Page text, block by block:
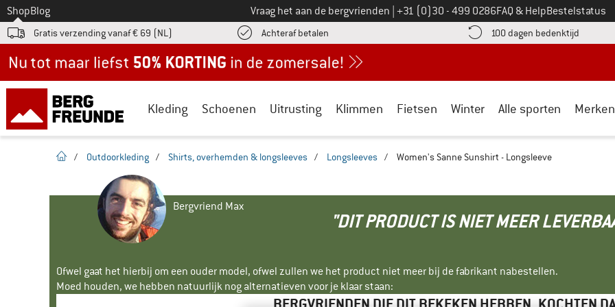
Naar
ShopBlog Vraag het aan de bergvrienden Bel ons op
+31 (0)30 - 499 0286FAQ & HelpBestelstatus
Gratis verzending vanaf € 69 (NL) Achteraf betalen vind de betalingsinformatie hier! Opent in een infovak
100 dagen bedenktijd Vind
Kleding Schoenen Uitrusting Klimmen Fietsen Winter Alle sporten Merken
Startpagina
/ Outdoorkleding / Shirts, overhemden & longsleeves / Longsleeves / Women's Sanne Sunshirt - Longsleeve
Bergvriend Max
"DIT PRODUCT IS NIET MEER
Ofwel gaat het hierbij om een ouder model, ofwel zullen we het product niet meer bij de fabrikant nabestellen.
Moed houden, we hebben natuurlijk nog alternatieven voor je klaar staan: